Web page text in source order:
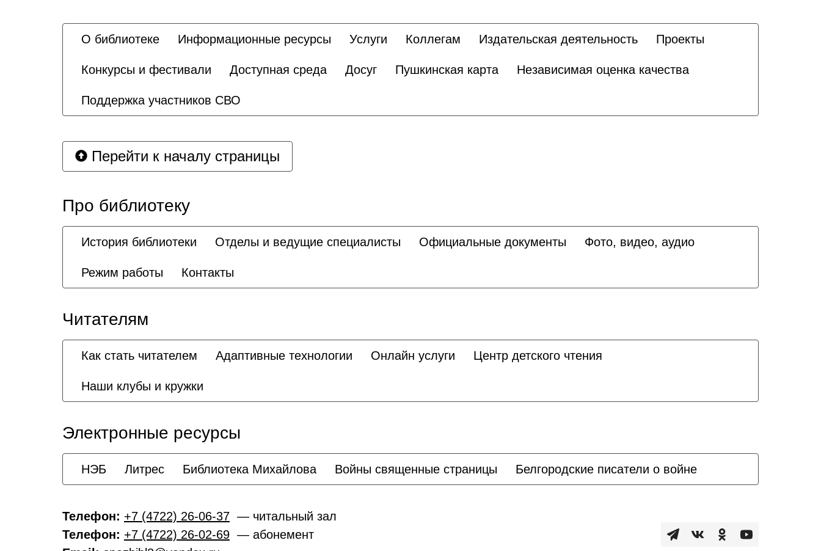
О библиотеке Информационные ресурсы Услуги Коллегам Издательская деятельность Проекты
Конкурсы и фестивали Доступная среда Досуг Пушкинская карта Независимая оценка качества
Поддержка участников СВО
Перейти к началу страницы
Про библиотеку
История библиотеки Отделы и ведущие специалисты Официальные документы Фото, видео, аудио
Режим работы Контакты
Читателям
Как стать читателем Адаптивные технологии Онлайн услуги Центр детского чтения
Наши клубы и кружки
Электронные ресурсы
НЭБ Литрес Библиотека Михайлова Войны священные страницы Белгородские писатели о войне
Телефон: +7 (4722) 26-06-37 — читальный зал
Телефон: +7 (4722) 26-02-69 — абонемент